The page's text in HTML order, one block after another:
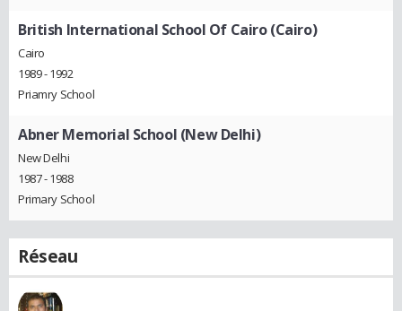
British International School Of Cairo (Cairo)
Cairo
1989 - 1992
Priamry School
Abner Memorial School (New Delhi)
New Delhi
1987 - 1988
Primary School
Réseau